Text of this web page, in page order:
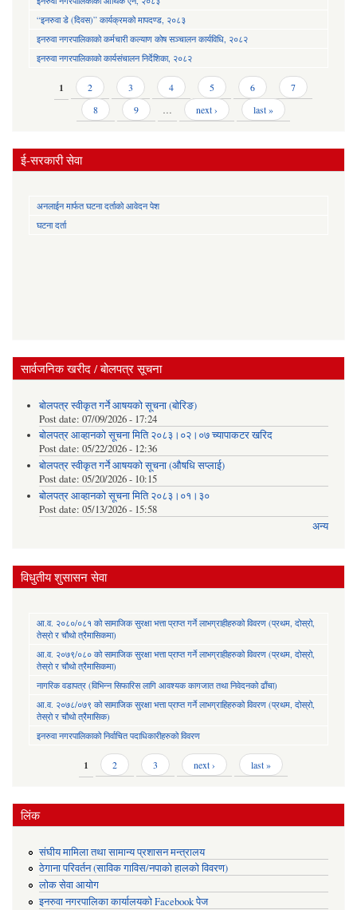
“इनरुवा डे (दिवस)” कार्यक्रमको मापदण्ड, २०८३
इनरुवा नगरपालिकाको कर्मचारी कल्याण कोष सञ्चालन कार्यविधि, २०८२
इनरुवा नगरपालिकाको कार्यसंचालन निर्देशिका, २०८२
Pages1 2 3 4 5 6
7
8
9 … next › last »
ई-सरकारी सेवा
अनलाईन मार्फत घटना दर्ताको आवेदन पेश
घटना दर्ता
सार्वजनिक खरीद / बोलपत्र सूचना
बोलपत्र स्वीकृत गर्ने आषयको सूचना (बोरिङ)
Post date: 07/09/2026 - 17:24
बोलपत्र आव्हानको सूचना मिति २०८३।०२।०७ च्यापाकटर खरिद
Post date: 05/22/2026 - 12:36
बोलपत्र स्वीकृत गर्ने आषयको सूचना (औषधि सप्लाई)
Post date: 05/20/2026 - 10:15
बोलपत्र आव्हानको सूचना मिति २०८३।०१।३०
Post date: 05/13/2026 - 15:58
अन्य
विधुतीय शुसासन सेवा
आ.व. २०८०/०८१ को सामाजिक सुरक्षा भत्ता प्राप्त गर्ने लाभग्राहीहरुको विवरण (प्रथम, दोस्रो,
तेस्रो र चौथो त्रैमासिकमा)
आ.व. २०७९/०८० को सामाजिक सुरक्षा भत्ता प्राप्त गर्ने लाभग्राहीहरुको विवरण (प्रथम, दोस्रो,
तेस्रो र चौथो त्रैमासिकमा)
नागरिक वडापत्र (विभिन्न सिफारिस लागि आवश्यक कागजात तथा निवेदनको ढाँचा)
आ.व. २०७८/०७९ को सामाजिक सुरक्षा भत्ता प्राप्त गर्ने लाभग्राहिहरुको विवरण (प्रथम, दोस्रो,
तेस्रो र चौथो त्रैमासिक)
इनरुवा नगरपालिकाको निर्वाचित पदाधिकारीहरुको विवरण
1 2 3 next › last »
लिंक
संघीय मामिला तथा सामान्य प्रशासन मन्त्रालय
ठेगाना परिवर्तन (साविक गाविस/नपाको हालको विवरण)
लोक सेवा आयोग
इनरुवा नगरपालिका कार्यालयको Facebook पेज